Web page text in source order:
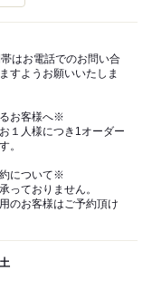
はお電話でのお問い合
すようお願いいたしま
お客様へ※
１人様につき1オーダー
。
について※
っておりません。
のお客様はご予約頂け